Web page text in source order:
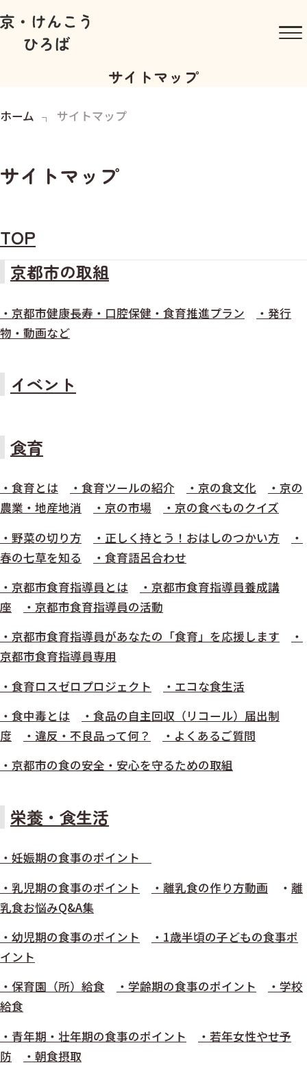
サイトマップ
ホーム サイトマップ
サイトマップ
TOP
京都市の取組
・京都市健康長寿・口腔保健・食育推進プラン
・発行
物・動画など
イベント
食育
・食育とは ・食育ツールの紹介 ・京の食文化
・京の
農業・地産地消
・京の市場
・京の食べものクイズ
・野菜の切り方
・正しく持とう！おはしのつかい方
・
春の七草を知る
・食育語呂合わせ
・京都市食育指導員とは
・京都市食育指導員養成講
座
・京都市食育指導員の活動
・京都市食育指導員があなたの「食育」を応援します
・
京都市食育指導員専用
・食育ロスゼロプロジェクト
・エコな食生活
・食中毒とは
・食品の自主回収（リコール）届出制
度
・違反・不良品って何？
・よくあるご質問
・京都市の食の安全・安心を守るための取組
栄養・食生活
・妊娠期の食事のポイント
・乳児期の食事のポイント
・離乳食の作り方動画 ・ 離
乳食お悩みQ&A集
・幼児期の食事のポイント
・1歳半頃の子どもの食事ポ
イント
・保育園（所）給食
・学齢期の食事のポイント
・学校
給食
・青年期・壮年期の食事のポイント
・若年女性やせ予
防
・朝食摂取